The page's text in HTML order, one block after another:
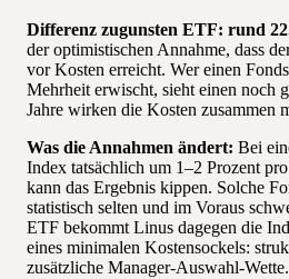
Differenz zugunsten ETF: rund
der optimistischen Annahme, dass
vor Kosten erreicht. Wer einen
Mehrheit erwischt, sieht einen noch
Jahre wirken die Kosten zusammen
Was die Annahmen ändert: Bei
Index tatsächlich um 1–2 Prozent
kann das Ergebnis kippen. Solche
statistisch selten und im Voraus
ETF bekommt Linus dagegen die
eines minimalen Kostensockels:
zusätzliche Manager-Auswahl-Wette.